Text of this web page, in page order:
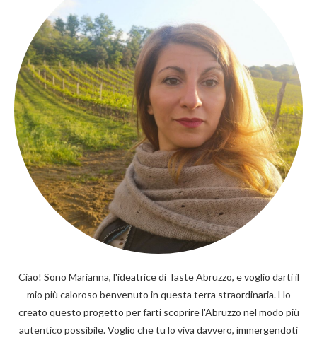
Ciao! Sono Marianna, l'ideatrice di Taste Abruzzo, e voglio darti il
mio più caloroso benvenuto in questa terra straordinaria. Ho
creato questo progetto per farti scoprire l'Abruzzo nel modo più
autentico possibile. Voglio che tu lo viva davvero, immergendoti